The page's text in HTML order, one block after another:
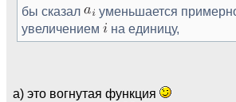
бы сказал
уменьшается
увеличением
на единицу,
а) это вогнутая функция